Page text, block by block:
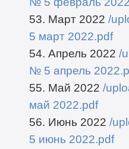
53. Март 2022 /
5 март 2022.pdf
54. Апрель 2022 /
№ 5 апрель
55. Май 2022 /
май 2022.pdf
56. Июнь 2022 /
5 июнь 2022.pdf